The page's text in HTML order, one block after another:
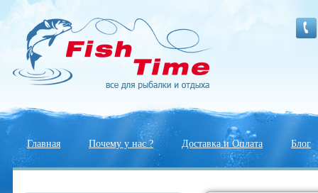
Главная Почему у нас ? Доставка и Оплата Блог